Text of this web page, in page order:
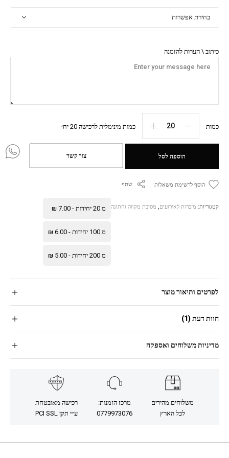
כיתוב \ הערות להזמנה
כמות כמות מינימלית לרכישה 20 יח׳
הוספה לסל צור קשר
הוסף לרשימת משאלות שתף
קטגוריות: מזכרות לאירועים, מסיבת מקווה וחתונה מ 20 יחידות - ₪ 7.00
מ 100 יחידות - ₪ 6.00
מ 200 יחידות - ₪ 5.00
לפרטים ותיאור מוצר
חוות דעת (1)
מדיניות משלוחים ואספקה
משלוחים מהירים
לכל הארץ
מרכז הזמנות:
0779973076
רכישה מאובטחת
ע״י תקן PCI SSL